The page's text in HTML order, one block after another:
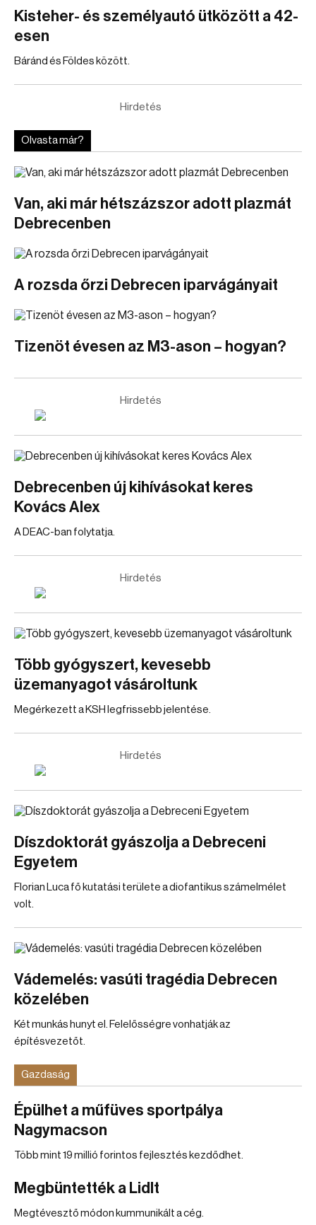
Kisteher- és személyautó ütközött a 42-
esen
Báránd és Földes között.
Hirdetés
Olvasta már?
Van, aki már hétszázszor adott plazmát
Debrecenben
A rozsda őrzi Debrecen iparvágányait
Tizenöt évesen az M3-ason – hogyan?
Hirdetés
Debrecenben új kihívásokat keres
Kovács Alex
A DEAC-ban folytatja.
Hirdetés
Több gyógyszert, kevesebb
üzemanyagot vásároltunk
Megérkezett a KSH legfrissebb jelentése.
Hirdetés
Díszdoktorát gyászolja a Debreceni
Egyetem
Florian Luca fő kutatási területe a diofantikus számelmélet
volt.
Vádemelés: vasúti tragédia Debrecen
közelében
Két munkás hunyt el. Felelősségre vonhatják az
építésvezetőt.
Gazdaság
Épülhet a műfüves sportpálya
Nagymacson
Több mint 19 millió forintos fejlesztés kezdődhet.
Megbüntették a Lidlt
Megtévesztő módon kummunikált a cég.